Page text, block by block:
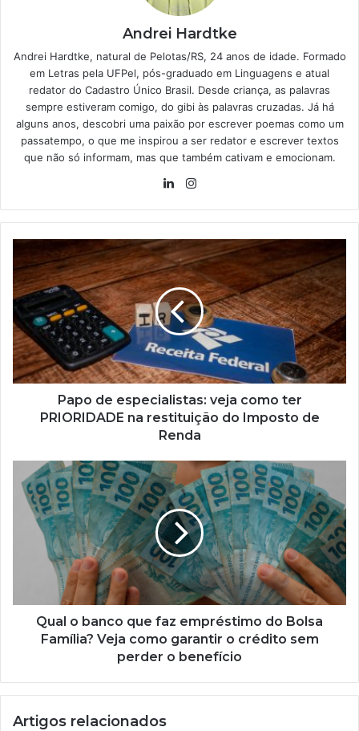
Andrei Hardtke
Andrei Hardtke, natural de Pelotas/RS, 24 anos de idade. Formado
em Letras pela UFPel, pós-graduado em Linguagens e atual
redator do Cadastro Único Brasil. Desde criança, as palavras
sempre estiveram comigo, do gibi às palavras cruzadas. Já há
alguns anos, descobri uma paixão por escrever poemas como um
passatempo, o que me inspirou a ser redator e escrever textos
que não só informam, mas que também cativam e emocionam.
Linkedin
de
especialistas:
veja
como
ter
PRIORIDADE
na
restituição
Imposto
Papo de especialistas: veja como ter
PRIORIDADE na restituição do Imposto de
Renda
banco
empréstimo
Família?
crédito
perder
Qual o banco que faz empréstimo do Bolsa
Família? Veja como garantir o crédito sem
perder o benefício
Artigos relacionados